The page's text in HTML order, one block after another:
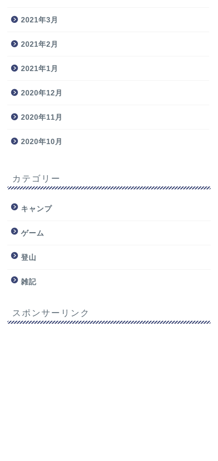
2021年3月
2021年2月
2021年1月
2020年12月
2020年11月
2020年10月
カテゴリー
キャンプ
ゲーム
登山
雑記
スポンサーリンク